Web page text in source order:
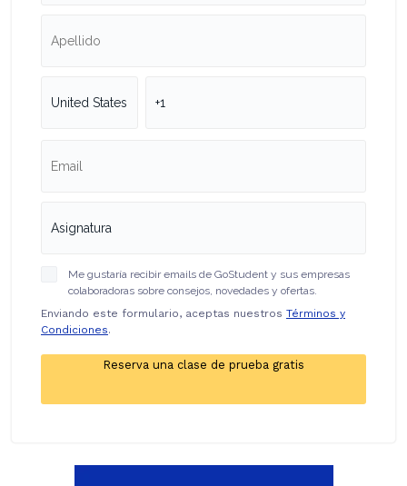
Me gustaría recibir emails de GoStudent y sus empresas
colaboradoras sobre consejos, novedades y ofertas.
Enviando este formulario, aceptas nuestros Términos y
Condiciones.